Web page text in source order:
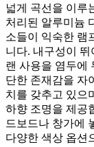
넓게 곡선을 이루
처리된 알루미늄
소들이 익숙한 램
니다. 내구성이
랜 사용을 염두에
단한 존재감을 자
치를 갖추고 있으
하향 조명을 제공
드보드나 창가에
다양한 색상 옵션